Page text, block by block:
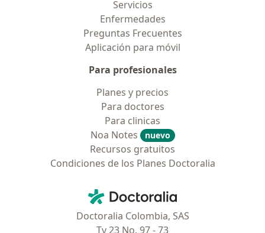
Servicios
Enfermedades
Preguntas Frecuentes
Aplicación para móvil
Para profesionales
Planes y precios
Para doctores
Para clinicas
Noa Notes
nuevo
Recursos gratuitos
Condiciones de los Planes Doctoralia
Doctoralia - Página de inicio
Doctoralia Colombia, SAS
Tv 23 No. 97 - 73